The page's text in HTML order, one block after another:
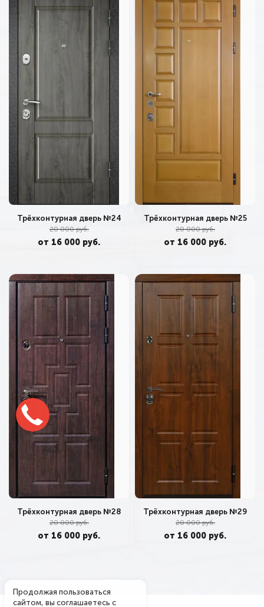
Трёхконтурная дверь №24
20 000 руб.
от 16 000 руб.
Трёхконтурная дверь №25
20 000 руб.
от 16 000 руб.
Трёхконтурная дверь №28
20 000 руб.
от 16 000 руб.
Трёхконтурная дверь №29
20 000 руб.
от 16 000 руб.
Продолжая пользоваться
сайтом, вы соглашаетесь с